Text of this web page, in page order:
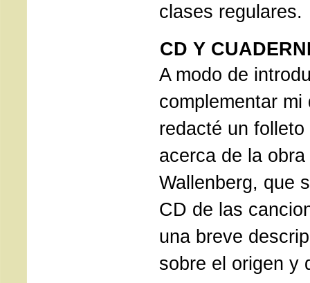
clases regulares.
CD Y
A modo de
complementar mi
redacté un
acerca de la
Wallenberg, que
CD de las
una breve
sobre el origen y